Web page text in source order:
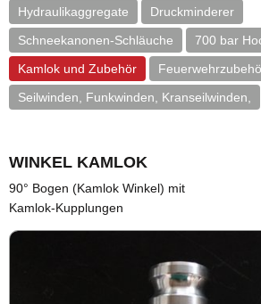
Hydraulikaggregate
Druckminderer
Schneekanonen-Schläuche
700 bar
Kamlok und Zubehör
Seilwinden, Funkwinden, Kranseilwinden,
WINKEL KAMLOK
90° Bogen (Kamlok Winkel) mit
Kamlok-Kupplungen